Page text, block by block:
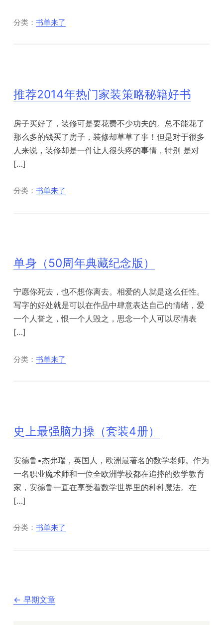
分类：书单来了
推荐2014年热门家装策略秘籍好书
房子买好了，装修可是要花费不少功夫的。总不能花了
那么多的钱买了房子，装修却草草了事！但是对于很多
人来说，装修却是一件让人很头疼的事情，特别 是对
[…]
分类：书单来了
单身（50周年典藏纪念版）
宁愿你死去，也不想你离去。相爱的人就是这么任性。
写字的好处就是可以在作品中肆意表达自己的情绪，爱
一个人誉之，恨一个人毁之，思念一个人可以尽情表
[…]
分类：书单来了
史上最强脑力操（套装4册）
安德鲁•杰弗瑞，英国人，欧洲最著名的数学老师。作为
一名职业魔术师和一位全欧洲学校都在追捧的数学教育
家，安德鲁一直在享受着数学世界里的种种魔法。在
[…]
分类：书单来了
文
章
← 早期文章